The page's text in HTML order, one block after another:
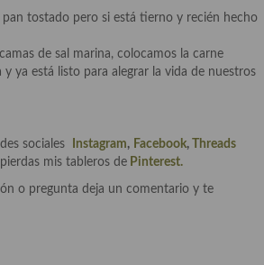
pan tostado pero si está tierno y recién hecho
de sal marina, colocamos la carne
ya está listo para alegrar la vida de nuestros
sociales Instagram, Facebook,
Threads
mis tableros de Pinterest.
o pregunta deja un comentario y te